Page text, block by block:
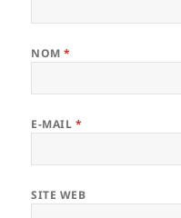
NOM*
E-MAIL *
SITE WEB